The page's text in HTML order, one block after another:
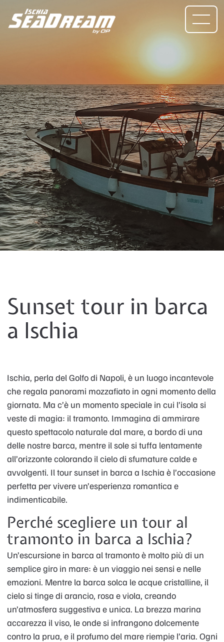
Sunset tour in barca
a Ischia
Ischia, perla del Golfo di Napoli, è un luogo incantevole
che regala panorami mozzafiato in ogni momento della
giornata. Ma c’è un momento speciale in cui l’isola si
veste di magia: il tramonto. Immagina di ammirare
questo spettacolo naturale dal mare, a bordo di una
delle nostre barca, mentre il sole si tuffa lentamente
all’orizzonte colorando il cielo di sfumature calde e
avvolgenti. Il tour sunset in barca a Ischia è l’occasione
perfetta per vivere un’esperienza romantica e
indimenticabile.
Perché scegliere un tour al
tramonto in barca a Ischia?
Un’escursione in barca al tramonto è molto più di un
semplice giro in mare: è un viaggio nei sensi e nelle
emozioni. Mentre la barca solca le acque cristalline, il
cielo si tinge di arancio, rosa e viola, creando
un’atmosfera suggestiva e unica. La brezza marina
accarezza il viso, le onde si infrangono dolcemente
contro la prua, e il profumo del mare riempie l’aria. Ogni